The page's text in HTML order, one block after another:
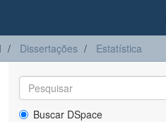
Dissertações Estatística
Buscar DSpace